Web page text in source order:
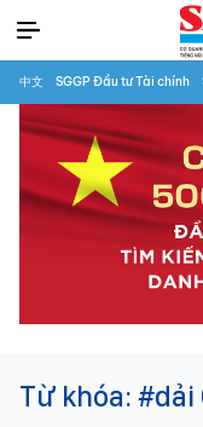
中文 SGGP Đầu tư Tài chính
Từ khóa: #dải